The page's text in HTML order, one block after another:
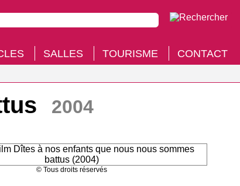
SALLES TOURISME CONTACT
2004
© Tous droits réservés